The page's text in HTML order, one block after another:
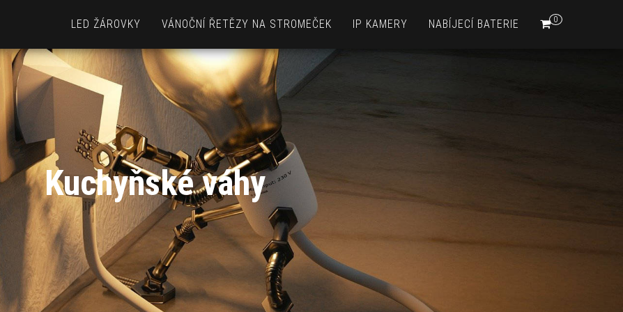
0
LED ŽÁROVKY VÁNOČNÍ ŘETĚZY NA STROMEČEK IP KAMERY NABÍJECÍ BATERIE
Kuchyňské váhy